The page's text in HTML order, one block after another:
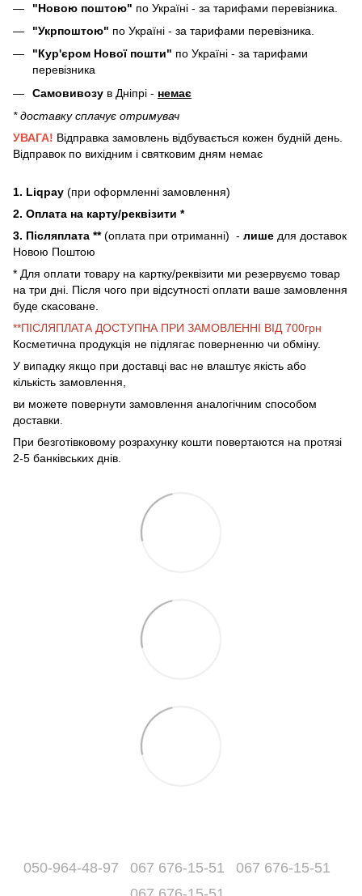
"Новою поштою" по Україні - за тарифами перевізника.
"Укрпоштою" по Україні - за тарифами перевізника.
"Кур'єром Нової пошти" по Україні - за тарифами
перевізника
Самовивозу в Дніпрі - немає
* доставку сплачує отримувач
УВАГА! Відправка замовлень відбувається кожен будній день.
Відправок по вихідним і святковим дням немає
1. Liqpay (при оформленні замовлення)
2. Оплата на карту/реквізити *
3. Післяплата **(оплата при отриманні) - лише для доставок
Новою Поштою
* Для оплати товару на картку/реквізити ми резервуємо товар
на три дні. Після чого при відсутності оплати ваше замовлення
буде скасоване.
**ПІСЛЯПЛАТА ДОСТУПНА ПРИ ЗАМОВЛЕННІ ВІД 700грн
Косметична продукція не підлягає поверненню чи обміну.
У випадку якщо при доставці вас не влаштує якість або
кількість замовлення,
ви можете повернути замовлення аналогічним способом
доставки.
При безготівковому розрахунку кошти повертаются на протязі
2-5 банківських днів.
050-964-48-97 067 676-15-51
067 676-15-51